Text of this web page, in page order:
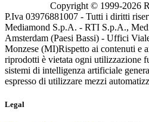
Copyright © 1999-2026
P.Iva 03976881007 - Tutti i diritti
Mediamond S.p.A. - RTI S.p.A.,
Amsterdam (Paesi Bassi) - Uffici
Monzese (MI)Rispetto ai contenuti e
riprodotti è vietata ogni utilizzazione
sistemi di intelligenza artificiale
espresso di utilizzare mezzi
Legal